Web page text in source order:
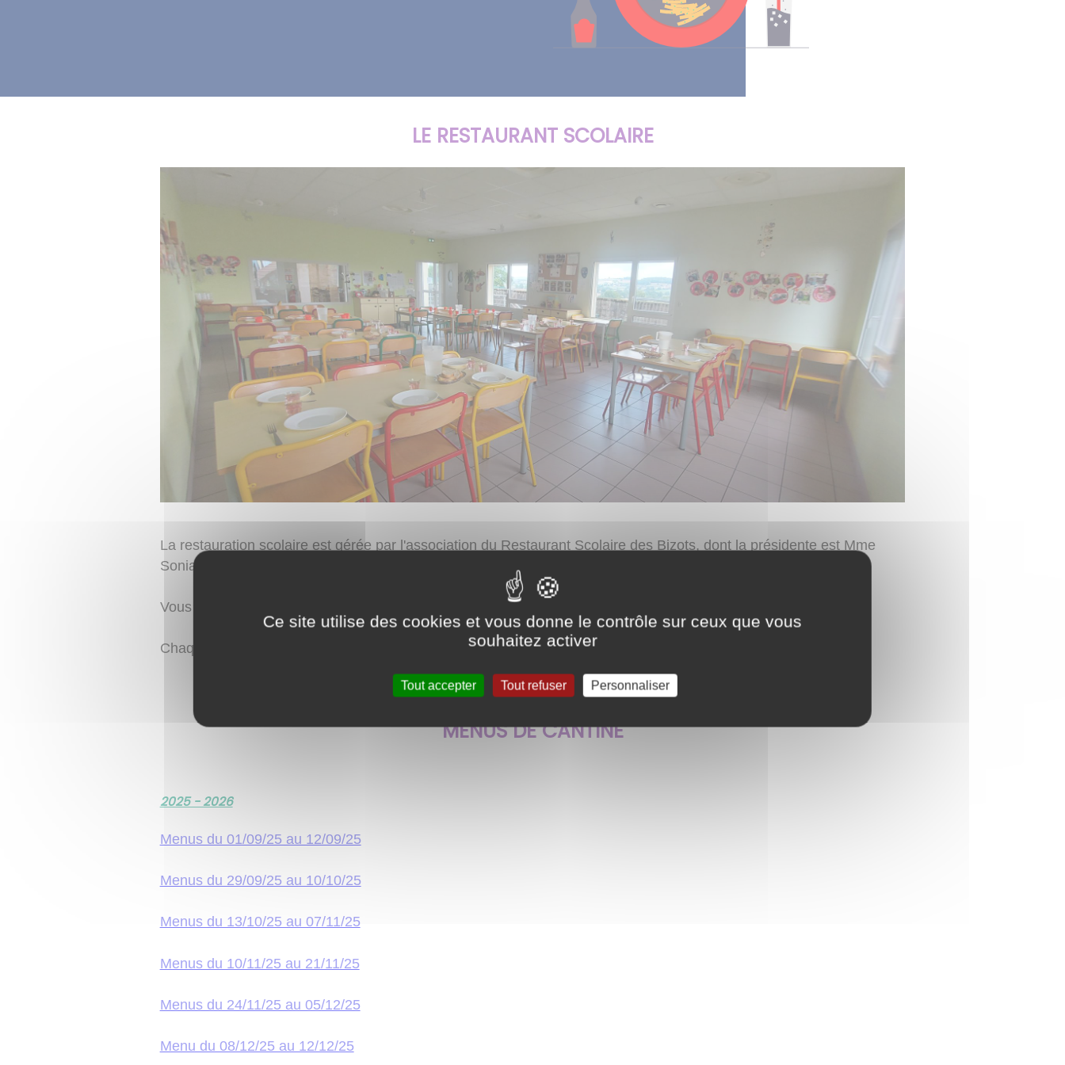
LE RESTAURANT SCOLAIRE
La restauration scolaire est gérée par l'association du Restaurant Scolaire des Bizots, dont la présidente est Mme
Sonia BONNEAU.
Vous pouvez joindre l'association par mail à l'adresse : restaurantscolaire.lesbizots@gmail.com
Chaque jour, les repas des enfants sont préparés et cuisinés sur place par une cantinière.
MENUS DE CANTINE
2025 - 2026
Menus du 01/09/25 au 12/09/25
Menus du 29/09/25 au 10/10/25
Menus du 13/10/25 au 07/11/25
Menus du 10/11/25 au 21/11/25
Menus du 24/11/25 au 05/12/25
Menu du 08/12/25 au 12/12/25
Ce site utilise des cookies et vous donne le contrôle sur ceux que vous
souhaitez activer
Tout accepter Tout refuser Personnaliser